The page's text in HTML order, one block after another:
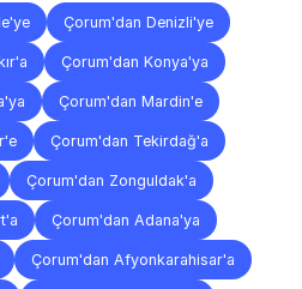
Çorum'dan Denizli'ye
Çorum'dan Konya'ya
Çorum'dan Mardin'e
Çorum'dan Tekirdağ'a
Çorum'dan Zonguldak'a
Çorum'dan Adana'ya
Çorum'dan Afyonkarahisar'a